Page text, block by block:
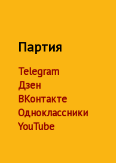
Партия
Telegram
Дзен
ВКонтакте
Одноклассники
YouTube